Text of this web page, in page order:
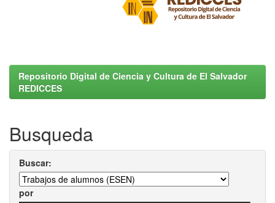
Repositorio Digital de Ciencia y Cultura de El Salvador
REDICCES
Busqueda
Buscar:
por